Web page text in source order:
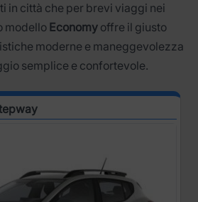
in città che per brevi viaggi nei
modello Economy offre il giusto
moderne e maneggevolezza
semplice e confortevole.